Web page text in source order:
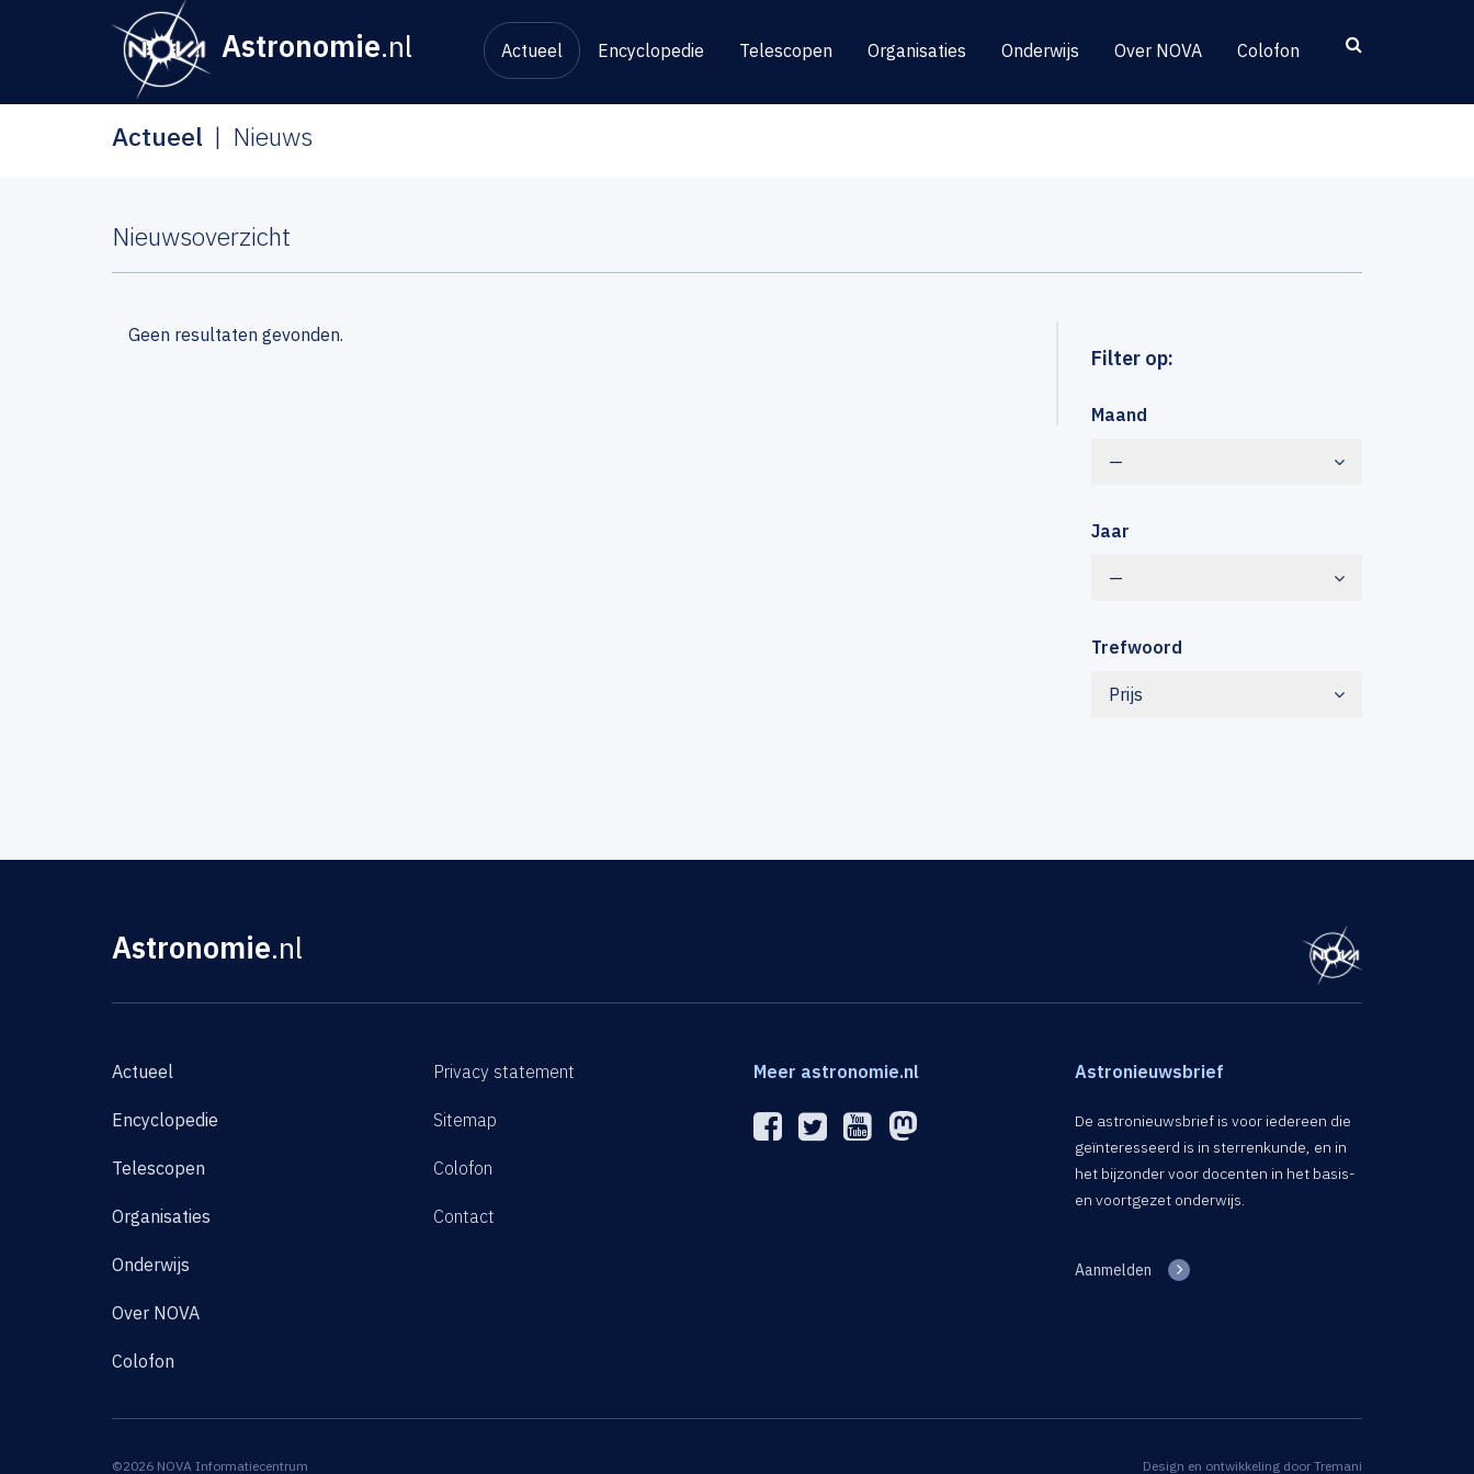
Astronomie.nl Actueel Encyclopedie Telescopen Organisaties Onderwijs Over NOVA Colofon
Actueel Nieuws
Nieuwsoverzicht
Filter op:
Maand
—
Jaar
—
Trefwoord
Prijs
Geen resultaten gevonden.
Astronomie.nl
Actueel
Encyclopedie
Telescopen
Organisaties
Onderwijs
Over NOVA
Colofon
Privacy statement
Sitemap
Colofon
Contact
Meer astronomie.nl Astronieuwsbrief
De astronieuwsbrief is voor iedereen die
geïnteresseerd is in sterrenkunde, en in
het bijzonder voor docenten in het basis-
en voortgezet onderwijs.
Aanmelden
©2026 NOVA Informatiecentrum Design en ontwikkeling door Tremani